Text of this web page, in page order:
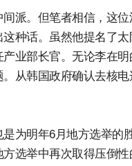
派。但笔者相信，这
种话。虽然他提名了
业部长官。无论李在
从韩国政府确认去核
为明年6月地方选举
选举中再次取得压倒